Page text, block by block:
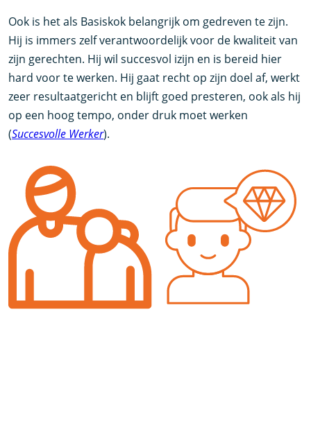
Ook is het als Basiskok belangrijk om gedreven te zijn.
Hij is immers zelf verantwoordelijk voor de kwaliteit van
zijn gerechten. Hij wil succesvol izijn en is bereid hier
hard voor te werken. Hij gaat recht op zijn doel af, werkt
zeer resultaatgericht en blijft goed presteren, ook als hij
op een hoog tempo, onder druk moet werken
(Succesvolle Werker).